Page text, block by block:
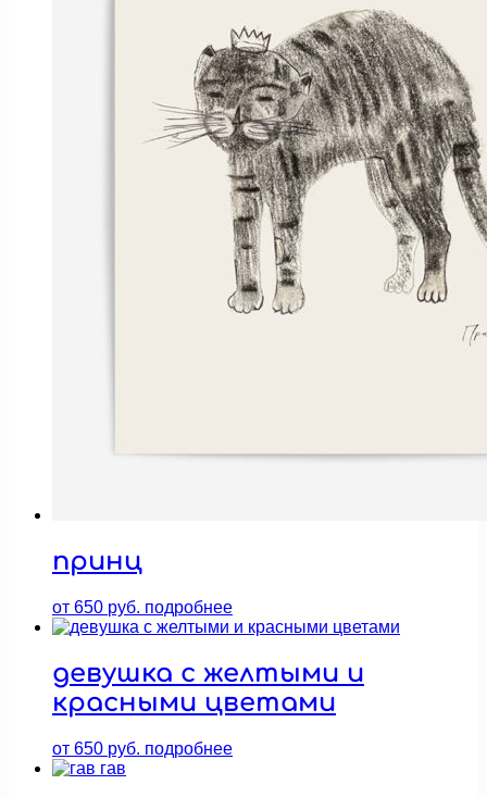
принц
от 650 руб. подробнее
девушка с желтыми и
красными цветами
от 650 руб. подробнее